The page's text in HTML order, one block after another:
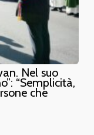
Nel suo
“Semplicità,
che